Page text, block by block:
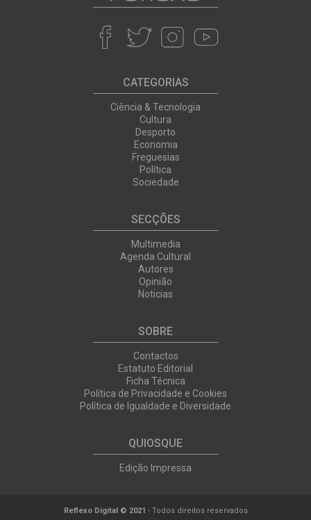
CATEGORIAS
Ciência & Tecnologia
Cultura
Desporto
Economia
Freguesias
Política
Sociedade
SECÇÕES
Multimedia
Agenda Cultural
Autores
Opinião
Noticias
SOBRE
Contactos
Estatuto Editorial
Ficha Técnica
Política de Privacidade e Cookies
Política de Igualdade e Diversidade
QUIOSQUE
Edição Impressa
Reflexo Digital © 2021 - Todos direitos reservados